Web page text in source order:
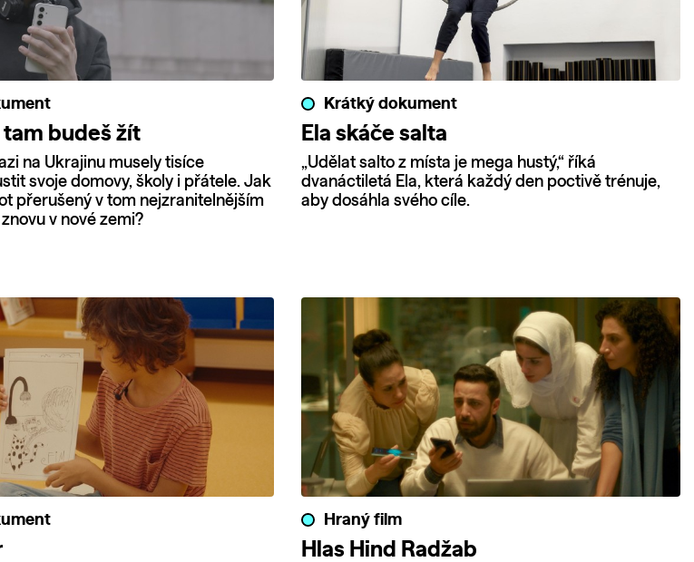
tam budeš žít
na Ukrajinu musely tisíce
svoje domovy, školy i přátele. Jak
přerušený v tom nejzranitelnějším
v nové zemi?
Krátký dokument
Ela skáče salta
„Udělat salto z místa je mega hustý,“ říká
dvanáctiletá Ela, která každý den poctivě trénuje,
aby dosáhla svého cíle.
Hraný film
Hlas Hind Radžab